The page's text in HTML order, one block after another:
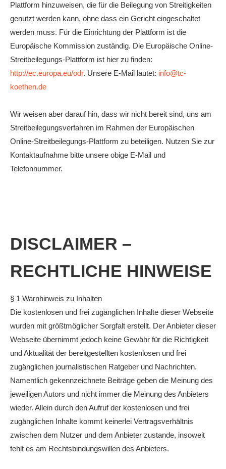
Plattform hinzuweisen, die für die Beilegung von Streitigkeiten
genutzt werden kann, ohne dass ein Gericht eingeschaltet
werden muss. Für die Einrichtung der Plattform ist die
Europäische Kommission zuständig. Die Europäische Online-
Streitbeilegungs-Plattform ist hier zu finden:
http://ec.europa.eu/odr. Unsere E-Mail lautet: info@tc-
koethen.de
Wir weisen aber darauf hin, dass wir nicht bereit sind, uns am
Streitbeilegungsverfahren im Rahmen der Europäischen
Online-Streitbeilegungs-Plattform zu beteiligen. Nutzen Sie zur
Kontaktaufnahme bitte unsere obige E-Mail und
Telefonnummer.
DISCLAIMER –
RECHTLICHE HINWEISE
§ 1 Warnhinweis zu Inhalten
Die kostenlosen und frei zugänglichen Inhalte dieser Webseite
wurden mit größtmöglicher Sorgfalt erstellt. Der Anbieter dieser
Webseite übernimmt jedoch keine Gewähr für die Richtigkeit
und Aktualität der bereitgestellten kostenlosen und frei
zugänglichen journalistischen Ratgeber und Nachrichten.
Namentlich gekennzeichnete Beiträge geben die Meinung des
jeweiligen Autors und nicht immer die Meinung des Anbieters
wieder. Allein durch den Aufruf der kostenlosen und frei
zugänglichen Inhalte kommt keinerlei Vertragsverhältnis
zwischen dem Nutzer und dem Anbieter zustande, insoweit
fehlt es am Rechtsbindungswillen des Anbieters.